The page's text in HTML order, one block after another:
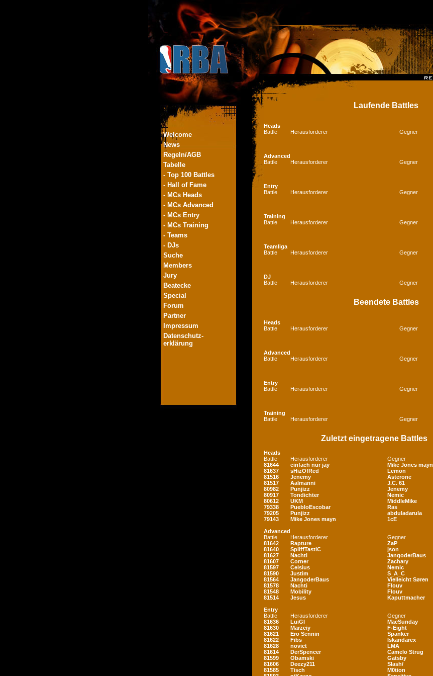
Welcome
News
Regeln/AGB
Tabelle
- Top 100 Battles
- Hall of Fame
- MCs Heads
- MCs Advanced
- MCs Entry
- MCs Training
- Teams
- DJs
Suche
Members
Jury
Beatecke
Special
Forum
Partner
Impressum
Datenschutz-
erklärung
Laufende Battles
Heads
Battle
Herausforderer Gegner
Advanced
Battle
Herausforderer Gegner
Entry
Battle
Herausforderer Gegner
Training
Battle
Herausforderer Gegner
Teamliga
Battle
Herausforderer Gegner
DJ
Battle
Herausforderer Gegner
Beendete Battles
Heads
Battle
Herausforderer Gegner
Advanced
Battle
Herausforderer Gegner
Entry
Battle
Herausforderer Gegner
Training
Battle
Herausforderer Gegner
Zuletzt eingetragene Battles
Heads
Battle
Herausforderer Gegner
81644
einfach nur jay Mike Jones mayn
81637
sHizOfRed Lemon
81516
Jenemy Asterone
81517
Aalmanni J.C. 61
80982
Punjizz Jenemy
80917
Tondichter Nemic
80612
UKM MiddleMike
79338
PuebloEscobar Ras
79205
Punjizz abduladarula
79143
Mike Jones mayn 1cE
Advanced
Battle
Herausforderer Gegner
81642
Rapture ZaP
81640
SpliffTastiC json
81627
Nachti JangoderBaus
81607
Corner Zachary
81597
Celsius Nemic
81590
Justim S_A_C
81564
JangoderBaus Vielleicht Søren
81578
Nachti Flouv
81548
Mobility Flouv
81514
Jesus Kaputtmacher
Entry
Battle
Herausforderer Gegner
81636
LuiGI MacSunday
81630
Marzeiy F-Eight
81621
Ero Sennin Spanker
81622
Fibs Iskandarex
81628
novict LMA
81614
DerSpencer Camelo Strug
81599
Obamski Gatsby
81606
Deezy211 Slash/
81585
Tisch M0tion